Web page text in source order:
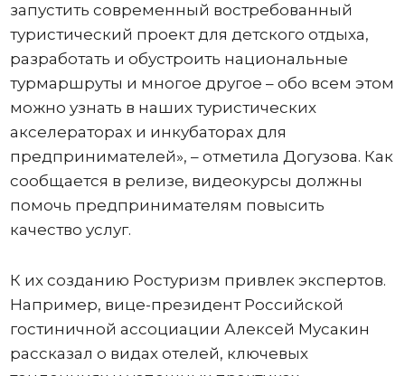
запустить современный востребованный
туристический проект для детского отдыха,
разработать и обустроить национальные
турмаршруты и многое другое – обо всем этом
можно узнать в наших туристических
акселераторах и инкубаторах для
предпринимателей», – отметила Догузова. Как
сообщается в релизе, видеокурсы должны
помочь предпринимателям повысить
качество услуг.
К их созданию Ростуризм привлек экспертов.
Например, вице-президент Российской
гостиничной ассоциации Алексей Мусакин
рассказал о видах отелей, ключевых